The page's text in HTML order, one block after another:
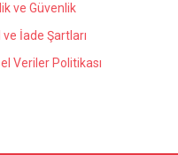
ve Güvenlik
İade Şartları
Veriler Politikası